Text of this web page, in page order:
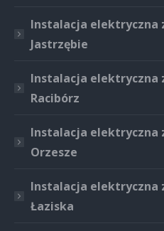
Instalacja elektryczna
Jastrzębie
Instalacja elektryczna
Racibórz
Instalacja elektryczna
Orzesze
Instalacja elektryczna
Łaziska